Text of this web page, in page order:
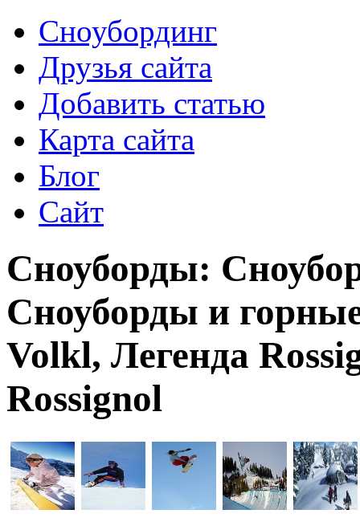
Сноубординг
Друзья сайта
Добавить статью
Карта сайта
Блог
Сайт
Сноуборды:
Сноуборды и
Volkl, Легенда
Rossignol